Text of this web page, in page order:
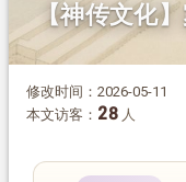
【神传文化
修改时间：2026-05-11
本文访客： 28 人